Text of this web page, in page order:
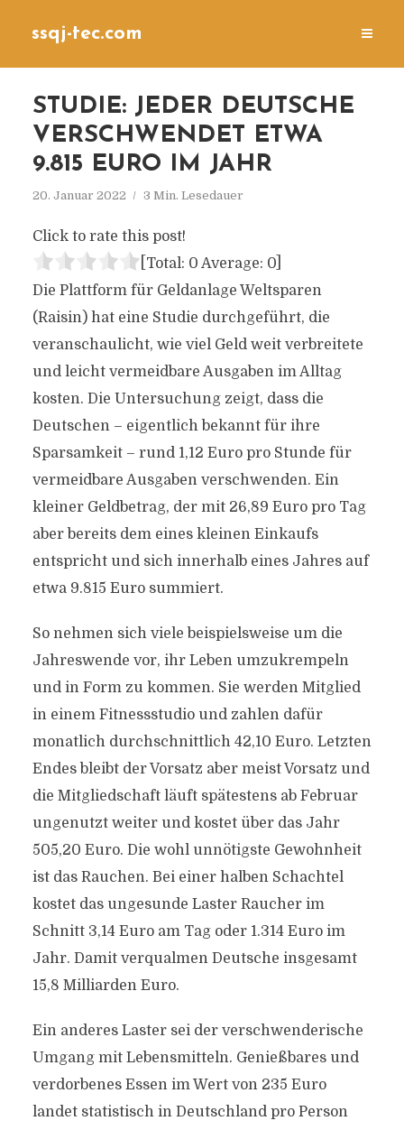
ssqj-tec.com
STUDIE: JEDER DEUTSCHE
VERSCHWENDET ETWA
9.815 EURO IM JAHR
20. Januar 2022 3 Min. Lesedauer
Click to rate this post!
[Total: 0 Average: 0]
Die Plattform für Geldanlage Weltsparen
(Raisin) hat eine Studie durchgeführt, die
veranschaulicht, wie viel Geld weit verbreitete
und leicht vermeidbare Ausgaben im Alltag
kosten. Die Untersuchung zeigt, dass die
Deutschen – eigentlich bekannt für ihre
Sparsamkeit – rund 1,12 Euro pro Stunde für
vermeidbare Ausgaben verschwenden. Ein
kleiner Geldbetrag, der mit 26,89 Euro pro Tag
aber bereits dem eines kleinen Einkaufs
entspricht und sich innerhalb eines Jahres auf
etwa 9.815 Euro summiert.
So nehmen sich viele beispielsweise um die
Jahreswende vor, ihr Leben umzukrempeln
und in Form zu kommen. Sie werden Mitglied
in einem Fitnessstudio und zahlen dafür
monatlich durchschnittlich 42,10 Euro. Letzten
Endes bleibt der Vorsatz aber meist Vorsatz und
die Mitgliedschaft läuft spätestens ab Februar
ungenutzt weiter und kostet über das Jahr
505,20 Euro. Die wohl unnötigste Gewohnheit
ist das Rauchen. Bei einer halben Schachtel
kostet das ungesunde Laster Raucher im
Schnitt 3,14 Euro am Tag oder 1.314 Euro im
Jahr. Damit verqualmen Deutsche insgesamt
15,8 Milliarden Euro.
Ein anderes Laster sei der verschwenderische
Umgang mit Lebensmitteln. Genießbares und
verdorbenes Essen im Wert von 235 Euro
landet statistisch in Deutschland pro Person